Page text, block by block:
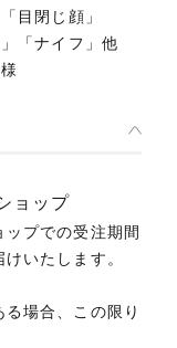
目閉じ顔」
「ナイフ」他
ョップ
プでの受注期間
いたします。
場合、この限り